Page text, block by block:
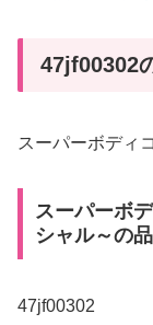
47jf00302
スーパーボディ
スーパーボ
シャル～の
47jf00302